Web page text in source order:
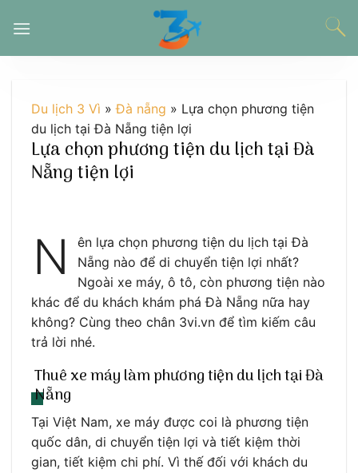
đến
Du lịch 3 Vì »Đà nẵng » Lựa chọn phương tiện
du lịch tại Đà Nẵng tiện lợi
Lựa chọn phương tiện du lịch tại Đà
Nẵng tiện lợi
N
ên lựa chọn phương tiện du lịch tại Đà
Nẵng nào để di chuyển tiện lợi nhất?
Ngoài xe máy, ô tô, còn phương tiện nào
khác để du khách khám phá Đà Nẵng nữa hay
không? Cùng theo chân 3vi.vn để tìm kiếm câu
trả lời nhé.
Thuê xe máy làm phương tiện du lịch tại Đà
Nẵng
Tại Việt Nam, xe máy được coi là phương tiện
quốc dân, di chuyển tiện lợi và tiết kiệm thời
gian, tiết kiệm chi phí. Vì thế đối với khách du